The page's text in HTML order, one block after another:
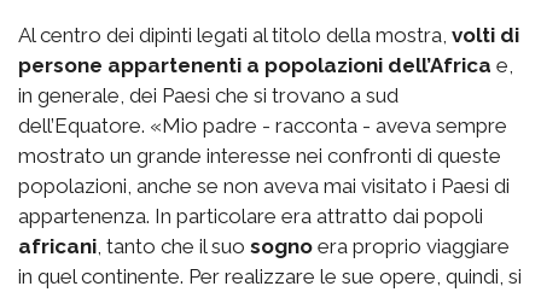
Al centro dei dipinti legati al titolo della mostra, volti di
persone appartenenti a popolazioni dell’Africa e,
in generale, dei Paesi che si trovano a sud
dell’Equatore. «Mio padre - racconta - aveva sempre
mostrato un grande interesse nei confronti di queste
popolazioni, anche se non aveva mai visitato i Paesi di
appartenenza. In particolare era attratto dai popoli
africani , tanto che il suo sogno era proprio viaggiare
in quel continente. Per realizzare le sue opere, quindi, si